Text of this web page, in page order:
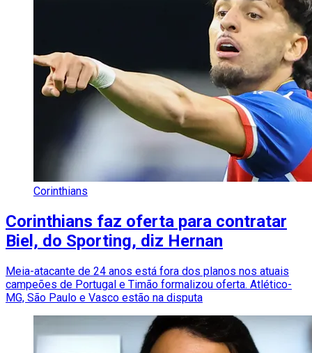
Corinthians
Corinthians faz oferta para contratar
Biel, do Sporting, diz Hernan
Meia-atacante de 24 anos está fora dos planos nos atuais
campeões de Portugal e Timão formalizou oferta. Atlético-
MG, São Paulo e Vasco estão na disputa